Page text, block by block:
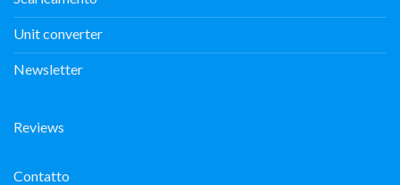
Unit converter
Newsletter
Reviews
Contatto